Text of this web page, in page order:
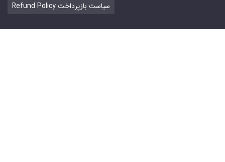
Refund Policy سیاست بازپرداخت